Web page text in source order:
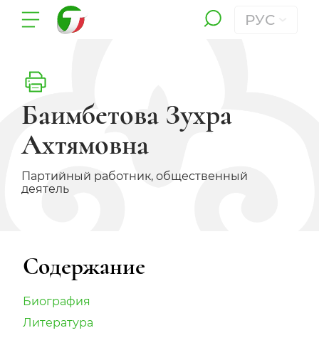
РУС
Баимбетова Зухра
Ахтямовна
Партийный работник, общественный
деятель
Содержание
Биография
Литература